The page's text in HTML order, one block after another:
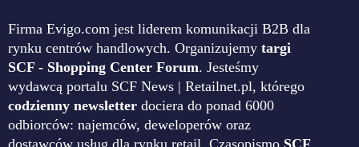
Firma Evigo.com jest liderem komunikacji B2B dla
rynku centrów handlowych. Organizujemy targi
SCF - Shopping Center Forum. Jesteśmy
wydawcą portalu SCF News | Retailnet.pl, którego
codzienny newsletter dociera do ponad 6000
odbiorców: najemców, deweloperów oraz